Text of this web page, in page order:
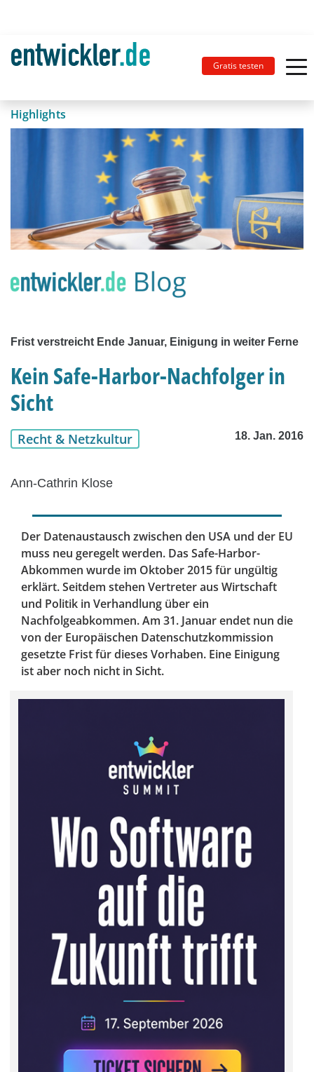
Gratis testen
Highlights
Frist verstreicht Ende Januar, Einigung in weiter Ferne
Kein Safe-Harbor-Nachfolger in
Sicht
Recht & Netzkultur 18. Jan. 2016
Ann-Cathrin Klose
Der Datenaustausch zwischen den USA und der EU
muss neu geregelt werden. Das Safe-Harbor-
Abkommen wurde im Oktober 2015 für ungültig
erklärt. Seitdem stehen Vertreter aus Wirtschaft
und Politik in Verhandlung über ein
Nachfolgeabkommen. Am 31. Januar endet nun die
von der Europäischen Datenschutzkommission
gesetzte Frist für dieses Vorhaben. Eine Einigung
ist aber noch nicht in Sicht.